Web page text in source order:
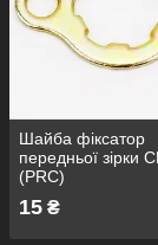
Шайба фіксатор
передньої зірки
(PRC)
15 ₴